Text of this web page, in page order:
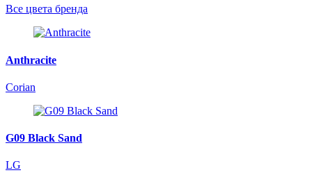
Все цвета бренда
Anthracite
Corian
G09 Black Sand
LG